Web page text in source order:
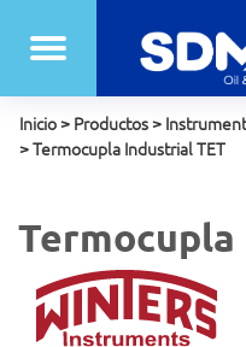
Inicio> Productos>
>Termocupla Industrial TET